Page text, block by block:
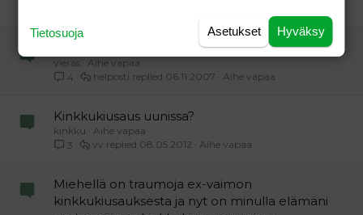
vieras Aihe vapaa
4
Aihe vapaa
06.11.2007
helposti
Kinkkukiusaus uunissa?
kinkku
Aihe vapaa
3
Aihe vapaa
08.05.2012
vv
Miehellä on traumoja ex-vaimon
kinkkukiusauksesta ja nyt on minulla elämäni
Hyväksy
Asetukset
Tietosuoja